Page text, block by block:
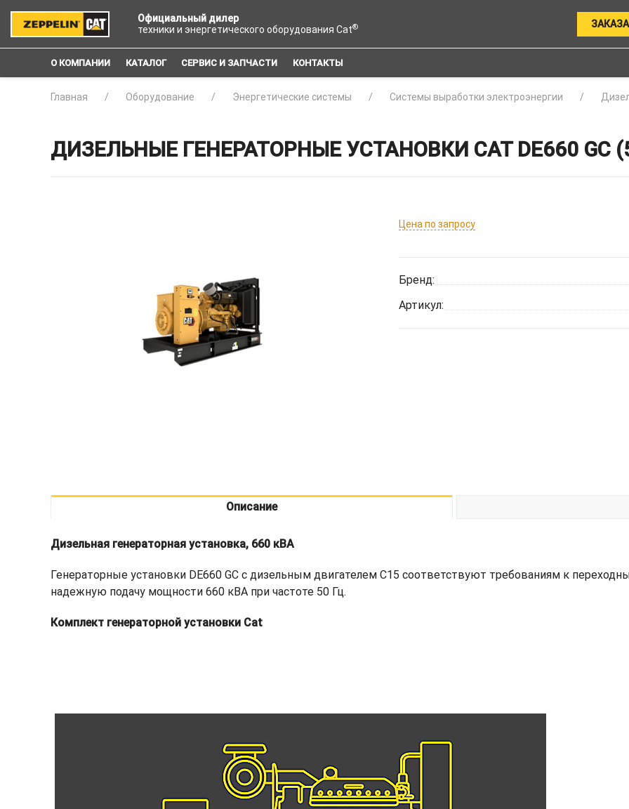
Официальный дилер
техники и энергетического оборудования Cat®
О КОМПАНИИ КАТАЛОГ СЕРВИС И ЗАПЧАСТИ КОНТАКТЫ
Главная Оборудование Энергетические системы Системы выработки электроэнергии
ДИЗЕЛЬНЫЕ ГЕНЕРАТОРНЫЕ УСТАНОВКИ CAT DE660 GC
Цена по запросу
Бренд:
Артикул:
Описание
Дизельная генераторная установка, 660 кВА
Генераторные установки DE660 GC с дизельным двигателем C15 соответствуют требованиям к
надежную подачу мощности 660 кВА при частоте 50 Гц.
Комплект генераторной установки Cat